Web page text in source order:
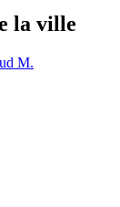
la ville
M.